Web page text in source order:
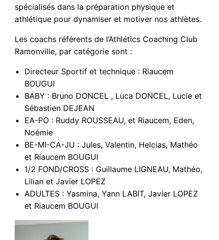
spécialisés dans la préparation physique et
athlétique pour dynamiser et motiver nos athlètes.
Les coachs référents de l’Athlétics Coaching Club
Ramonville, par catégorie sont :
Directeur Sportif et technique : Riaucem
BOUGUI
BABY : Bruno DONCEL , Luca DONCEL, Lucie et
Sébastien DEJEAN
EA-PO : Ruddy ROUSSEAU, et Riaucem, Eden,
Noémie
BE-MI-CA-JU : Jules, Valentin, Helcias, Mathéo
et Riaucem BOUGUI
1/2 FOND/CROSS : Guillaume LIGNEAU, Mathéo,
Lilian et Javier LOPEZ
ADULTES : Yasmina, Yann LABIT, Javier LOPEZ
et Riaucem BOUGUI